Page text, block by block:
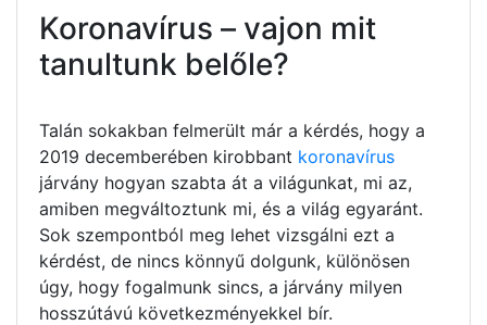
Koronavírus – vajon mit
tanultunk belőle?
Talán sokakban felmerült már a kérdés, hogy a
2019 decemberében kirobbant koronavírus
járvány hogyan szabta át a világunkat, mi az,
amiben megváltoztunk mi, és a világ egyaránt.
Sok szempontból meg lehet vizsgálni ezt a
kérdést, de nincs könnyű dolgunk, különösen
úgy, hogy fogalmunk sincs, a járvány milyen
hosszútávú következményekkel bír.